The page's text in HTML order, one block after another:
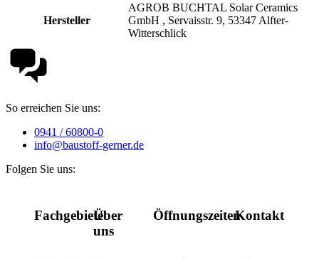
Hersteller
AGROB BUCHTAL Solar Ceramics
GmbH , Servaisstr. 9, 53347 Alfter-
Witterschlick
So erreichen Sie uns:
0941 / 60800-0
info@baustoff-gerner.de
Folgen Sie uns:
FachgebieteÜber
uns
ÖffnungszeitenKontakt